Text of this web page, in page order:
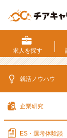
求人を探す
就活ノウハウ
企業研究
ES・選考体験談